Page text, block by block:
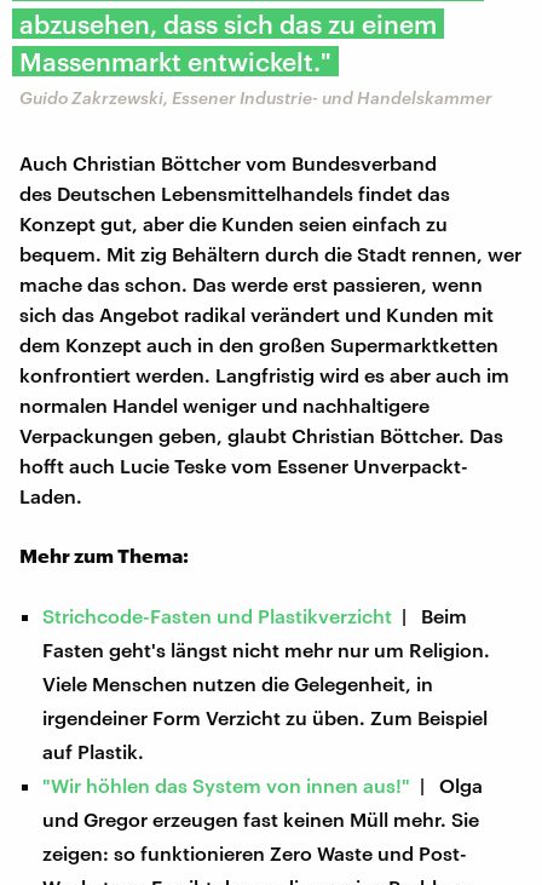
abzusehen, dass sich das zu einem
Massenmarkt entwickelt."
Guido Zakrzewski, Essener Industrie- und Handelskammer
Auch Christian Böttcher vom Bundesverband
des Deutschen Lebensmittelhandels findet das
Konzept gut, aber die Kunden seien einfach zu
bequem. Mit zig Behältern durch die Stadt rennen, wer
mache das schon. Das werde erst passieren, wenn
sich das Angebot radikal verändert und Kunden mit
dem Konzept auch in den großen Supermarktketten
konfrontiert werden. Langfristig wird es aber auch im
normalen Handel weniger und nachhaltigere
Verpackungen geben, glaubt Christian Böttcher. Das
hofft auch Lucie Teske vom Essener Unverpackt-
Laden.
Mehr zum Thema:
Strichcode-Fasten und Plastikverzicht | Beim
Fasten geht's längst nicht mehr nur um Religion.
Viele Menschen nutzen die Gelegenheit, in
irgendeiner Form Verzicht zu üben. Zum Beispiel
auf Plastik.
"Wir höhlen das System von innen aus!" | Olga
und Gregor erzeugen fast keinen Müll mehr. Sie
zeigen: so funktionieren Zero Waste und Post-